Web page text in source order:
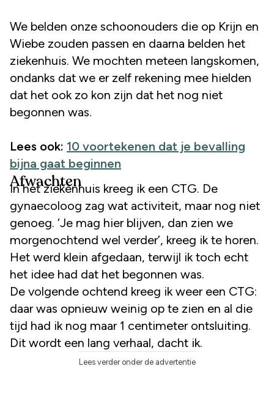
We belden onze schoonouders die op Krijn en
Wiebe zouden passen en daarna belden het
ziekenhuis. We mochten meteen langskomen,
ondanks dat we er zelf rekening mee hielden
dat het ook zo kon zijn dat het nog niet
begonnen was.
Lees ook: 10 voortekenen dat je bevalling
bijna gaat beginnen
Afwachten
In het ziekenhuis kreeg ik een CTG. De
gynaecoloog zag wat activiteit, maar nog niet
genoeg. ‘Je mag hier blijven, dan zien we
morgenochtend wel verder’, kreeg ik te horen.
Het werd klein afgedaan, terwijl ik toch echt
het idee had dat het begonnen was.
De volgende ochtend kreeg ik weer een CTG:
daar was opnieuw weinig op te zien en al die
tijd had ik nog maar 1 centimeter ontsluiting.
Dit wordt een lang verhaal, dacht ik.
Lees verder onder de advertentie